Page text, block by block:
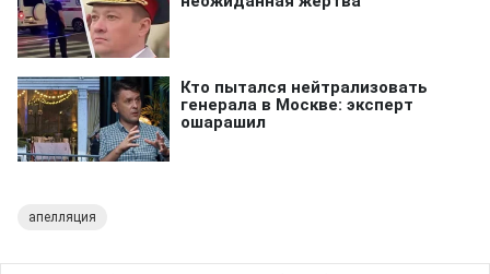
апелляция